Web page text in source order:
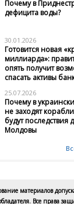
Почему в
дефицита воды?
30.01.2026
Готовится новая
миллиарда»:
опять получит
спасать активы
25.07.2026
Почему в
не заходят
будут последствия
Молдовы
материалов
Все права